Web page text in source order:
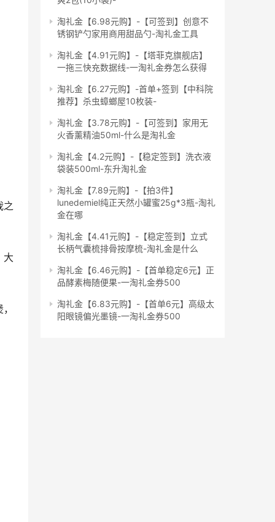
之
大
淘礼金【6.98元购】-【可签到】创意不
锈钢铲勺家用商用甜品勺-淘礼金工具
淘礼金【4.91元购】-【塔菲克旗舰店】
一拖三快充数据线-一淘礼金券怎么获得
淘礼金【6.27元购】-首单+签到【中科院
推荐】杀虫蟑螂屋10枚装-
淘礼金【3.78元购】-【可签到】家用无
火香薰精油50ml-什么是淘礼金
淘礼金【4.2元购】-【稳定签到】洗衣液
袋装500ml-东升淘礼金
淘礼金【7.89元购】-【拍3件】
lunedemiel纯正天然小罐蜜25g*3瓶-淘礼
金在哪
淘礼金【4.41元购】-【稳定签到】立式
长柄气囊梳排骨按摩梳-淘礼金是什么
淘礼金【6.46元购】-【首单稳定6元】正
品酵素梅随便果-一淘礼金券500
淘礼金【6.83元购】-【首单6元】高级太
阳眼镜偏光墨镜-一淘礼金券500